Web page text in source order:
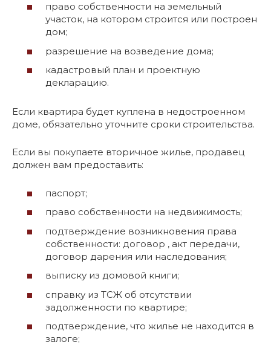
право собственности на земельный
участок, на котором строится или построен
дом;
разрешение на возведение дома;
кадастровый план и проектную
декларацию.
Если квартира будет куплена в недостроенном
доме, обязательно уточните сроки строительства.
Если вы покупаете вторичное жилье, продавец
должен вам предоставить:
паспорт;
право собственности на недвижимость;
подтверждение возникновения права
собственности: договор , акт передачи,
договор дарения или наследования;
выписку из домовой книги;
справку из ТСЖ об отсутствии
задолженности по квартире;
подтверждение, что жилье не находится в
залоге;